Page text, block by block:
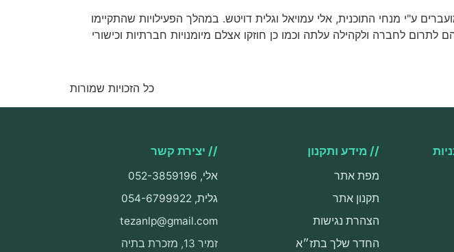
ע"י מנחי התוכנית, אלי עמויאל וגלית דויטש. במהלך הפעילויות שהתקיימו
לחברה ולקהילה עלתה וכמו כן חוזקו אצלם מיומנויות חברתיות וכישורי
כל הזכויות שמורות
// מידע ותקנון
מפת אתר
תקנון אתר
הצהרת נגישות
החדר שלך בתז״א
// יצירת קשר
אלי, 052-3859196
גלית, 054-6799922
tezanlp@gmail.com
זמיר 13, מזכרת בתיה